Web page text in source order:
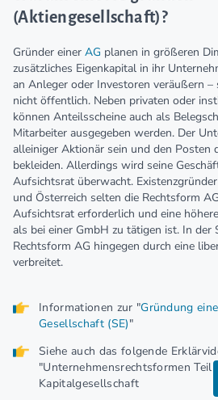
(Aktiengesellschaft)?
Gründer einer AG planen in größeren
zusätzliches Eigenkapital in ihr
an Anleger oder Investoren veräußern –
nicht öffentlich. Neben privaten oder
können Anteilsscheine auch als
Mitarbeiter ausgegeben werden. Der
alleiniger Aktionär sein und den Posten
bekleiden. Allerdings wird seine
Aufsichtsrat überwacht.
und Österreich selten die Rechtsform
Aufsichtsrat erforderlich und eine
als bei einer GmbH zu tätigen ist. In der
Rechtsform AG hingegen durch eine
verbreitet.
Informationen zur "Gründung
Gesellschaft (SE)"
Siehe auch das folgende
"Unternehmensrechtsformen Teil
Kapitalgesellschaft